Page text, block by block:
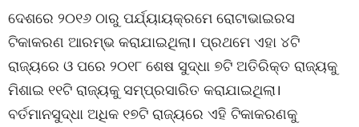
ଦେଶରେ ୨୦୧୬ ଠାରୁ ପର୍ଯ୍ୟାୟକ୍ରମେ ରୋଟାଭାଇରସ
ଟିକାକରଣ ଆରମ୍ଭ କରାଯାଇଥିଲା। ପ୍ରଥମେ ଏହା ୪ଟି
ରାଜ୍ୟରେ ଓ ପରେ ୨୦୧୮ ଶେଷ ସୁଦ୍ଧା ୭ଟି ଅତିରିକ୍ତ ରାଜ୍ୟକୁ
ମିଶାଇ ୧୧ଟି ରାଜ୍ୟକୁ ସମ୍ପ୍ରସାରିତ କରାଯାଇଥିଲା।
ବର୍ତମାନସୁଦ୍ଧା ଅଧିକ ୧୭ଟି ରାଜ୍ୟରେ ଏହି ଟିକାକରଣକୁ